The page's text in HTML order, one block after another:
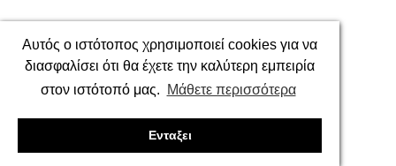
Αυτός ο ιστότοπος χρησιμοποιεί cookies για να
διασφαλίσει ότι θα έχετε την καλύτερη εμπειρία
στον ιστότοπό μας.
Μάθετε περισσότερα
Ενταξει